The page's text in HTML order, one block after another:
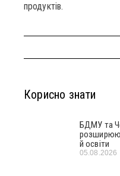
продуктів.
Корисно знати
БДМУ та
й освіти
05.08.2026